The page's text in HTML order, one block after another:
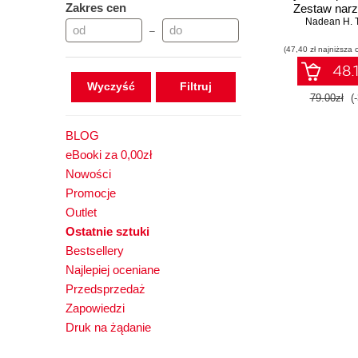
Zakres cen
–
Wyczyść
BLOG
eBooki za 0,00zł
Nowości
Promocje
Outlet
Ostatnie sztuki
Bestsellery
Najlepiej oceniane
Przedsprzedaż
Zapowiedzi
Druk na żądanie
Zestaw
Nadean H.
(47,40 zł najniższa
79.00zł